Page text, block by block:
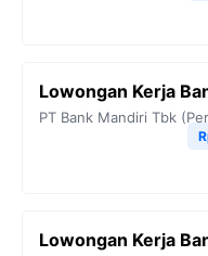
Lowongan Kerja
PT Bank Mandiri Tbk
Lowongan Kerja